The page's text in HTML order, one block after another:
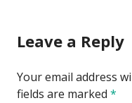
Leave a Reply
Your email address
fields are marked *